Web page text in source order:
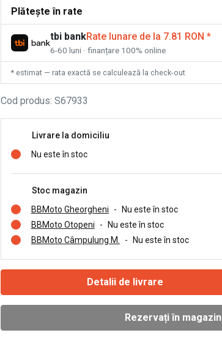
Plătește în rate
tbi bankRate lunare de la 7.81 RON *
6-60 luni · finanțare 100% online
* estimat — rata exactă se calculează la check-out
Cod produs: S67933
Livrare la domiciliu
Nu este în stoc
Stoc magazin
BBMoto Gheorgheni
- Nu este în stoc
BBMoto Otopeni
- Nu este în stoc
BBMoto Câmpulung M.
- Nu este în stoc
Detalii de livrare
Rezervați în magazin